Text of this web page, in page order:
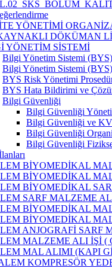
YÖNETİMİ
DÖKÜMAN
YÖNETİM SİSTEMİ
Bilgi Yönetim Sistemi (BYS)
Bilgi Yönetim Sistemi
BYS Risk Yönetimi
BYS Hata Bildirimi ve
Bilgi Güvenliği
Bilgi Güvenliği
Bilgi Güvenliği ve
Bilgi Güvenliği
Bilgi Güvenliği
BİYOMEDİKAL
BİYOMEDİKAL
BİYOMEDİKAL
SARF MALZEME
BİYOMEDİKAL
BİYOMEDİKAL
ANJOGRAFİ SARF
MALZEME ALI İŞİ (
MAL ALIMI (KAPI
KOMPRESÖR